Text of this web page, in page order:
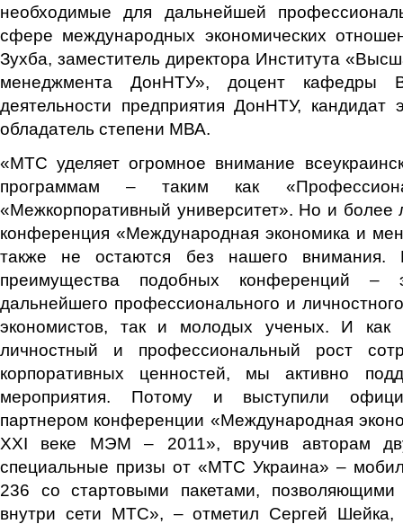
необходимые для дальнейшей
сфере международных экономических
Зухба, заместитель директора Института
менеджмента ДонНТУ», доцент кафедры
деятельности предприятия ДонНТУ, кандидат
обладатель степени МВА.
«МТС уделяет огромное внимание
программам – таким как
«Межкорпоративный университет». Но и более
конференция «Международная экономика и
также не остаются без нашего
преимущества подобных конференций –
дальнейшего профессионального и
экономистов, так и молодых ученых. И как
личностный и профессиональный рост
корпоративных ценностей, мы активно
мероприятия. Потому и выступили
партнером конференции «Международная
XXI веке МЭМ – 2011», вручив авторам
специальные призы от «МТС Украина» –
236 со стартовыми пакетами, позволяющими
внутри сети МТС», – отметил Сергей Шейка,